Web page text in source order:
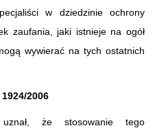
w dziedzinie ochrony
zaufania, jaki istnieje na ogół
wywierać na tych ostatnich
2006
że stosowanie tego